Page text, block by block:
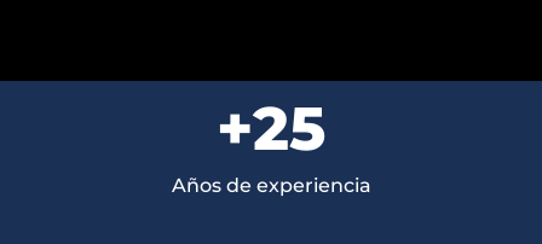
+25
Años de experiencia